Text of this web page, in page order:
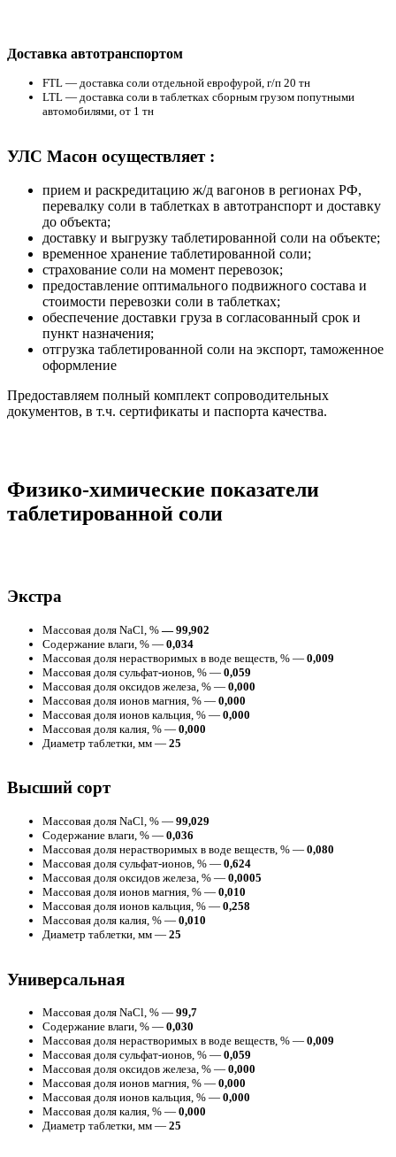
Доставка автотранспортом
FTL — доставка соли отдельной еврофурой, г/п 20 тн
LTL — доставка соли в таблетках сборным грузом попутными
автомобилями, от 1 тн
УЛС Масон осуществляет :
прием и раскредитацию ж/д вагонов в регионах РФ,
перевалку соли в таблетках в автотранспорт и доставку
до объекта;
доставку и выгрузку таблетированной соли на объекте;
временное хранение таблетированной соли;
страхование соли на момент перевозок;
предоставление оптимального подвижного состава и
стоимости перевозки соли в таблетках;
обеспечение доставки груза в согласованный срок и
пункт назначения;
отгрузка таблетированной соли на экспорт, таможенное
оформление
Предоставляем полный комплект сопроводительных
документов, в т.ч. сертификаты и паспорта качества.
Физико-химические показатели
таблетированной соли
Экстра
Массовая доля NaCl, % — 99,902
Содержание влаги, % — 0,034
Массовая доля нерастворимых в воде веществ, % — 0,009
Массовая доля сульфат-ионов, % — 0,059
Массовая доля оксидов железа, % — 0,000
Массовая доля ионов магния, % — 0,000
Массовая доля ионов кальция, % — 0,000
Массовая доля калия, % — 0,000
Диаметр таблетки, мм — 25
Высший сорт
Массовая доля NaCl, % — 99,029
Содержание влаги, % — 0,036
Массовая доля нерастворимых в воде веществ, % — 0,080
Массовая доля сульфат-ионов, % — 0,624
Массовая доля оксидов железа, % — 0,0005
Массовая доля ионов магния, % — 0,010
Массовая доля ионов кальция, % — 0,258
Массовая доля калия, % — 0,010
Диаметр таблетки, мм — 25
Универсальная
Массовая доля NaCl, % — 99,7
Содержание влаги, % — 0,030
Массовая доля нерастворимых в воде веществ, % — 0,009
Массовая доля сульфат-ионов, % — 0,059
Массовая доля оксидов железа, % — 0,000
Массовая доля ионов магния, % — 0,000
Массовая доля ионов кальция, % — 0,000
Массовая доля калия, % — 0,000
Диаметр таблетки, мм — 25